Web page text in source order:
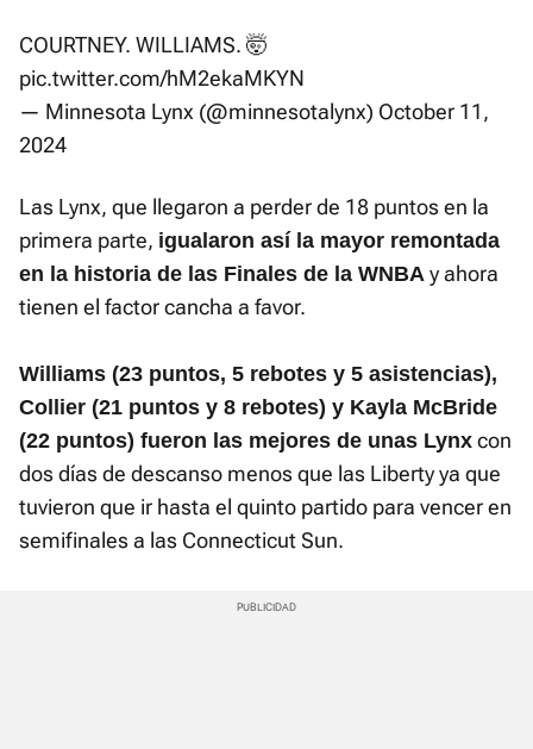
COURTNEY. WILLIAMS. 🤯
pic.twitter.com/hM2ekaMKYN
— Minnesota Lynx (@minnesotalynx) October 11,
2024
Las Lynx, que llegaron a perder de 18 puntos en la
primera parte, igualaron así la mayor remontada
en la historia de las Finales de la WNBA y ahora
tienen el factor cancha a favor.
Williams (23 puntos, 5 rebotes y 5 asistencias),
Collier (21 puntos y 8 rebotes) y Kayla McBride
(22 puntos) fueron las mejores de unas Lynx con
dos días de descanso menos que las Liberty ya que
tuvieron que ir hasta el quinto partido para vencer en
semifinales a las Connecticut Sun.